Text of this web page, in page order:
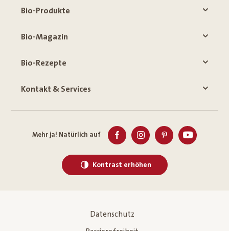
Bio-Produkte
Bio-Magazin
Bio-Rezepte
Kontakt & Services
Mehr ja! Natürlich auf
Kontrast erhöhen
Datenschutz